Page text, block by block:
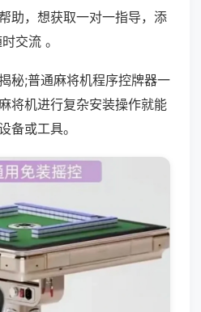
助，想获取一对一指导，添
交流 。
秘;普通麻将机程序控牌器一
将机进行复杂安装操作就能
备或工具。